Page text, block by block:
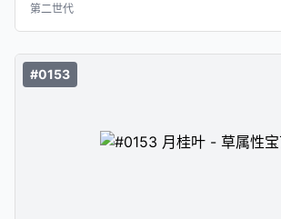
第二世代
#0153